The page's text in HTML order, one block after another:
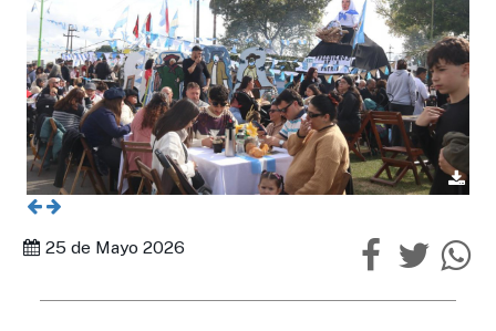
25 de Mayo 2026